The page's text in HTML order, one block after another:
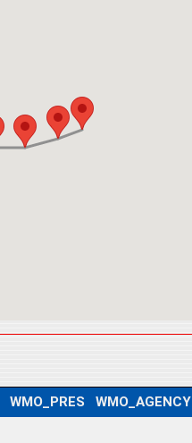
WMO_PRES WMO_AGENCY